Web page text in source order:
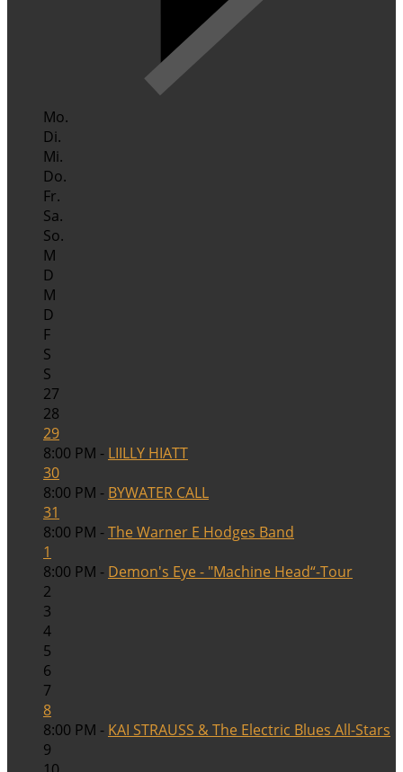
Mo.
Di.
Mi.
Do.
Fr.
Sa.
So.
M
D
M
D
F
S
S
27
28
29
8:00 PM - LIILLY HIATT
30
8:00 PM - BYWATER CALL
31
8:00 PM -The Warner E Hodges Band
1
8:00 PM - Demon's Eye - "Machine Head“-Tour
2
3
4
5
6
7
8
8:00 PM - KAI STRAUSS & The Electric Blues All-Stars
9